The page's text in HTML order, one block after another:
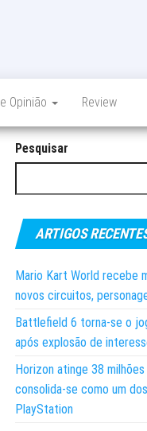
Opinião Review
Pesquisar
ARTIGOS
Mario Kart World recebe
novos circuitos,
Battlefield 6 torna-se o
após explosão de
Horizon atinge 38
consolida-se como um
PlayStation